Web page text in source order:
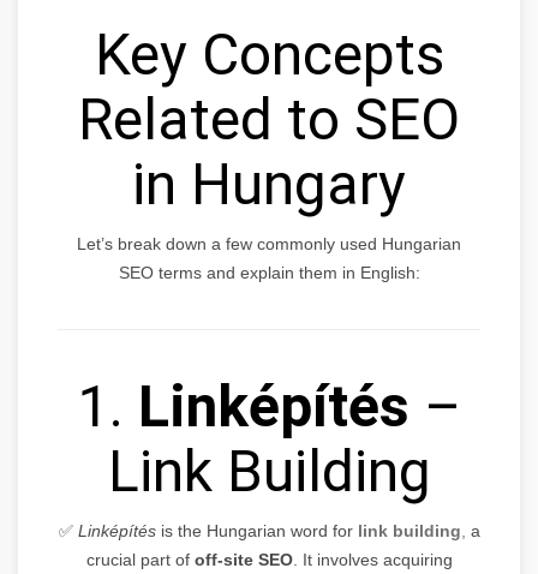
Key Concepts
Related to SEO
in Hungary
Let’s break down a few commonly used Hungarian
SEO terms and explain them in English:
1. Linképítés –
Link Building
✅ Linképítésis the Hungarian word for link building a
crucial part of off-site SEO. It involves acquiring